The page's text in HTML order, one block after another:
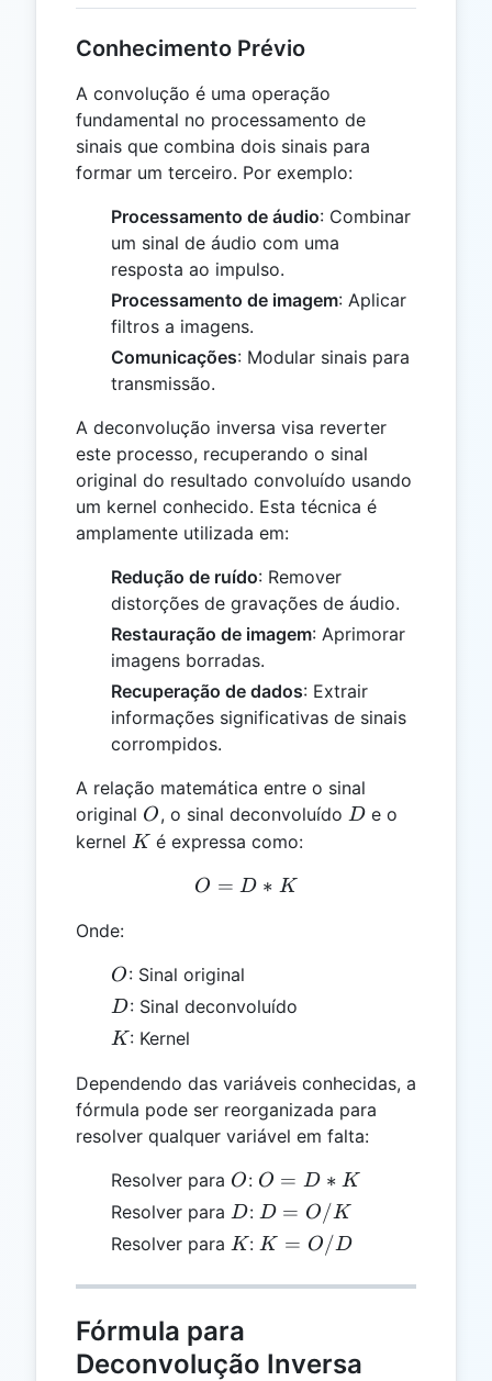
Conhecimento Prévio
A convolução é uma operação
fundamental no processamento de
sinais que combina dois sinais para
formar um terceiro. Por exemplo:
Processamento de áudio: Combinar
um sinal de áudio com uma
resposta ao impulso.
Processamento de imagem: Aplicar
filtros a imagens.
Comunicações: Modular sinais para
transmissão.
A deconvolução inversa visa reverter
este processo, recuperando o sinal
original do resultado convoluído usando
um kernel conhecido. Esta técnica é
amplamente utilizada em:
Redução de ruído: Remover
distorções de gravações de áudio.
Restauração de imagem: Aprimorar
imagens borradas.
Recuperação de dados: Extrair
informações significativas de sinais
corrompidos.
A relação matemática entre o sinal
original O
O, o sinal deconvoluído D
D e o
kernel K
K é expressa como:
O = D * K
O = D ∗ K
Onde:
O
O: Sinal original
D
D: Sinal deconvoluído
K
K: Kernel
Dependendo das variáveis conhecidas, a
fórmula pode ser reorganizada para
resolver qualquer variável em falta:
Resolver para O
O: O
=
*
K
O = D ∗ K
Resolver para D
D: D
=
/
D = O/K
Resolver para K
K: K
O
K = O/D
Fórmula para
Deconvolução Inversa